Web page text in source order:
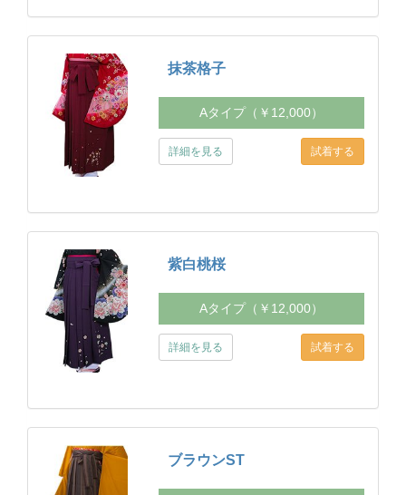
抹茶格子
Aタイプ（￥12,000）
詳細を見る
紫白桃桜
Aタイプ（￥12,000）
詳細を見る
ブラウンST